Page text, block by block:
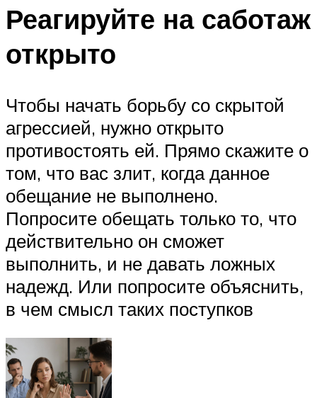
Реагируйте на саботаж
открыто
Чтобы начать борьбу со скрытой
агрессией, нужно открыто
противостоять ей. Прямо скажите о
том, что вас злит, когда данное
обещание не выполнено.
Попросите обещать только то, что
действительно он сможет
выполнить, и не давать ложных
надежд. Или попросите объяснить,
в чем смысл таких поступков